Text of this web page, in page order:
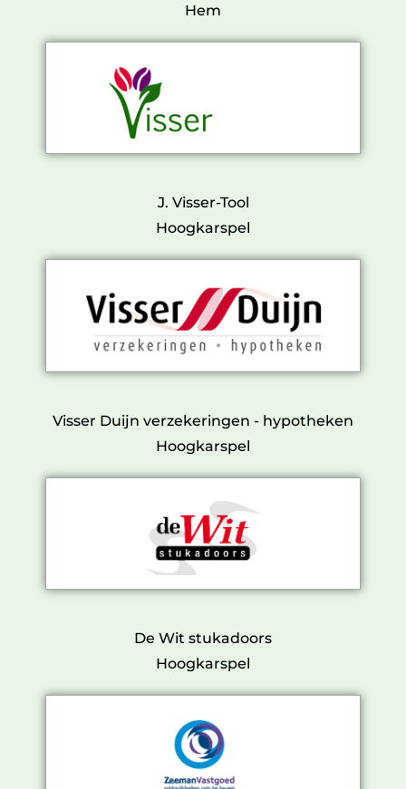
Hem
J. Visser-Tool
Hoogkarspel
Visser Duijn verzekeringen - hypotheken
Hoogkarspel
De Wit stukadoors
Hoogkarspel